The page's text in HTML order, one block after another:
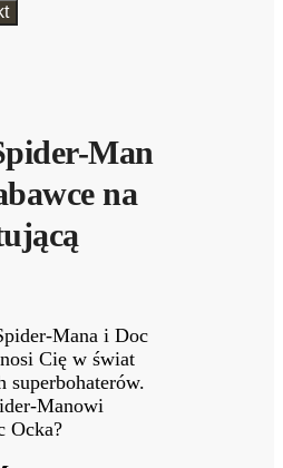
Man
na
Mana i Doc
Cię w świat
superbohaterów.
Manowi
Ocka?